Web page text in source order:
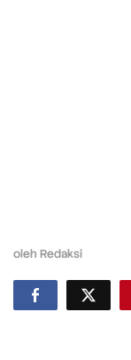
oleh Redaksi